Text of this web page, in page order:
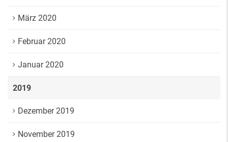
März 2020
Februar 2020
Januar 2020
2019
Dezember 2019
November 2019